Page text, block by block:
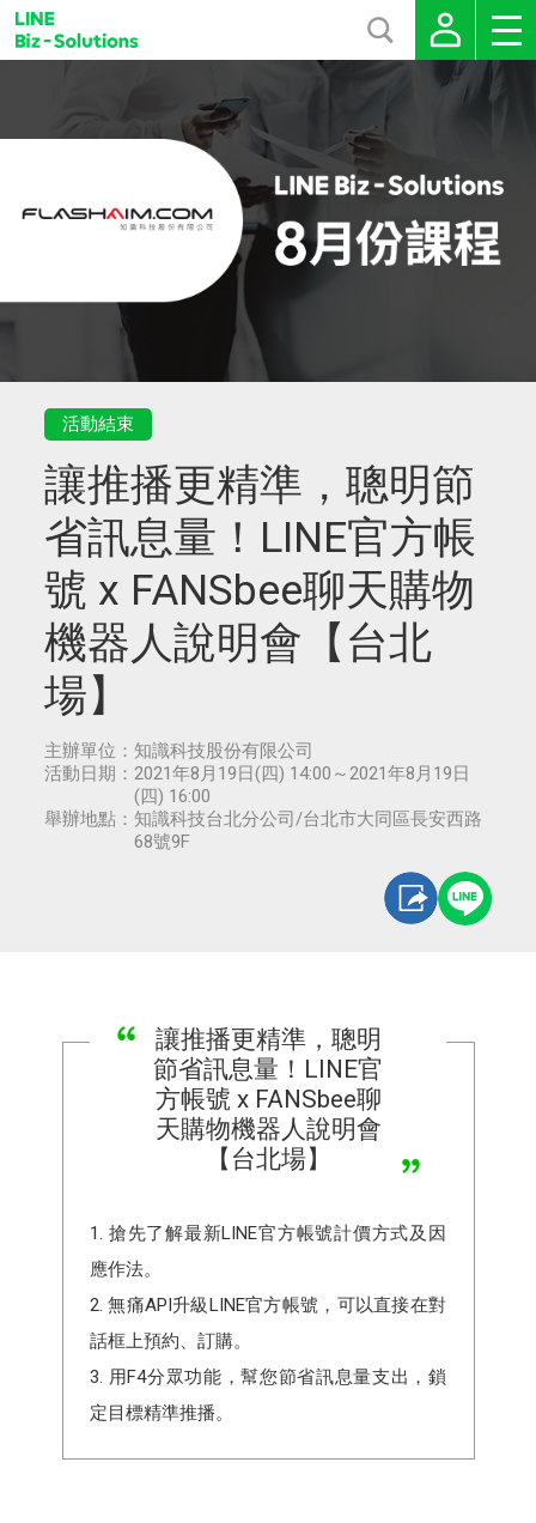
活動結束
讓推播更精準，聰明節
省訊息量！LINE官方帳
號 x FANSbee聊天購物
機器人說明會【台北
場】
主辦單位： 知識科技股份有限公司
活動日期： 2021年8月19日(四) 14:00～2021年8月19日
(四) 16:00
舉辦地點： 知識科技台北分公司/台北市大同區長安西路
68號9F
讓推播更精準，聰明
節省訊息量！LINE官
方帳號 x FANSbee聊
天購物機器人說明會
【台北場】
1. 搶先了解最新LINE官方帳號計價方式及因
應作法。
2. 無痛API升級LINE官方帳號，可以直接在對
話框上預約、訂購。
3. 用F4分眾功能，幫您節省訊息量支出，鎖
定目標精準推播。